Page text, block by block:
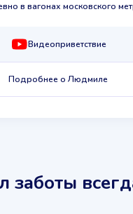
в вагонах московского
Видеоприветствие
Подробнее о Людмиле
заботы